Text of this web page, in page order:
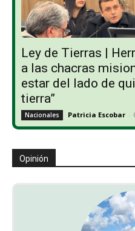
Ley de Tierras |
a las chacras
estar del lado de
tierra”
Nacionales Patricia Escobar -
Opinión